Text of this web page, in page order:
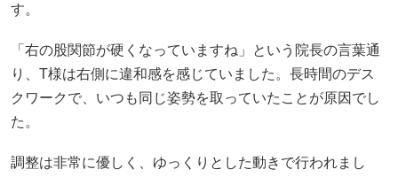
す。
「右の股関節が硬くなっていますね」という院長の言葉通
り、T様は右側に違和感を感じていました。長時間のデス
クワークで、いつも同じ姿勢を取っていたことが原因でし
た。
調整は非常に優しく、ゆっくりとした動きで行われまし